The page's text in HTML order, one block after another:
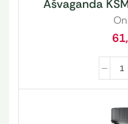
Ašvaganda